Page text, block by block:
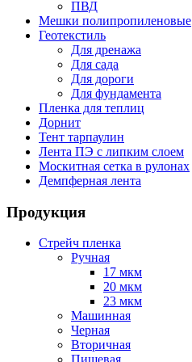
ПВД
Мешки полипропиленовые
Геотекстиль
Для дренажа
Для сада
Для дороги
Для фундамента
Пленка для теплиц
Дорнит
Тент тарпаулин
Лента ПЭ с липким слоем
Москитная сетка в рулонах
Демпферная лента
Продукция
Стрейч пленка
Ручная
17 мкм
20 мкм
23 мкм
Машинная
Черная
Вторичная